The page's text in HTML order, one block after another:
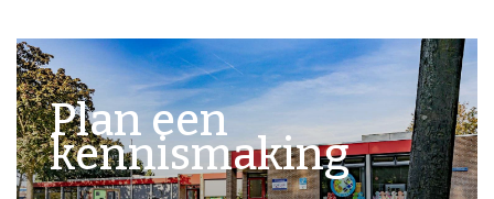
Plan een
kennismaking